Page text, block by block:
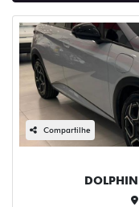
Compartilhe
DOLPHIN